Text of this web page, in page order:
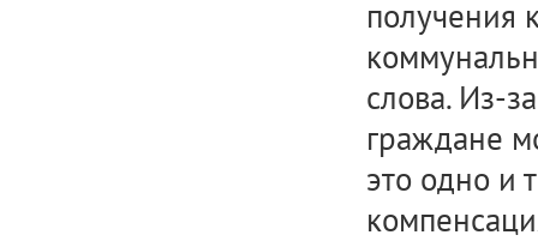
получения
слова. Из-
граждане
это одно и